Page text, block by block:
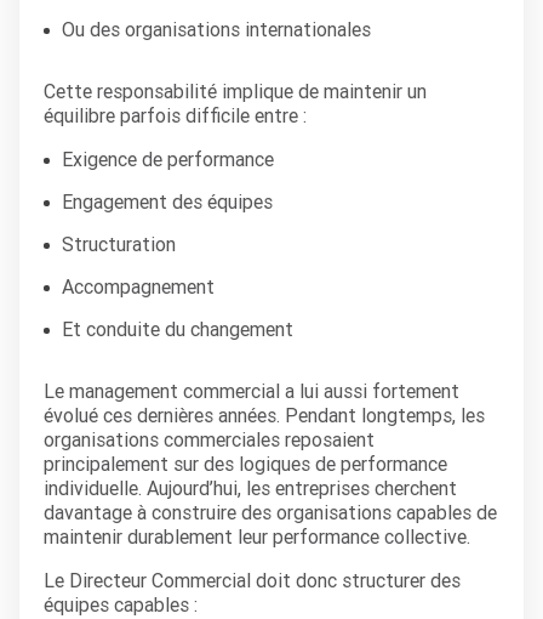
Ou des organisations internationales
Cette responsabilité implique de maintenir un
équilibre parfois difficile entre :
Exigence de performance
Engagement des équipes
Structuration
Accompagnement
Et conduite du changement
Le management commercial a lui aussi fortement
évolué ces dernières années. Pendant longtemps, les
organisations commerciales reposaient
principalement sur des logiques de performance
individuelle. Aujourd’hui, les entreprises cherchent
davantage à construire des organisations capables de
maintenir durablement leur performance collective.
Le Directeur Commercial doit donc structurer des
équipes capables :